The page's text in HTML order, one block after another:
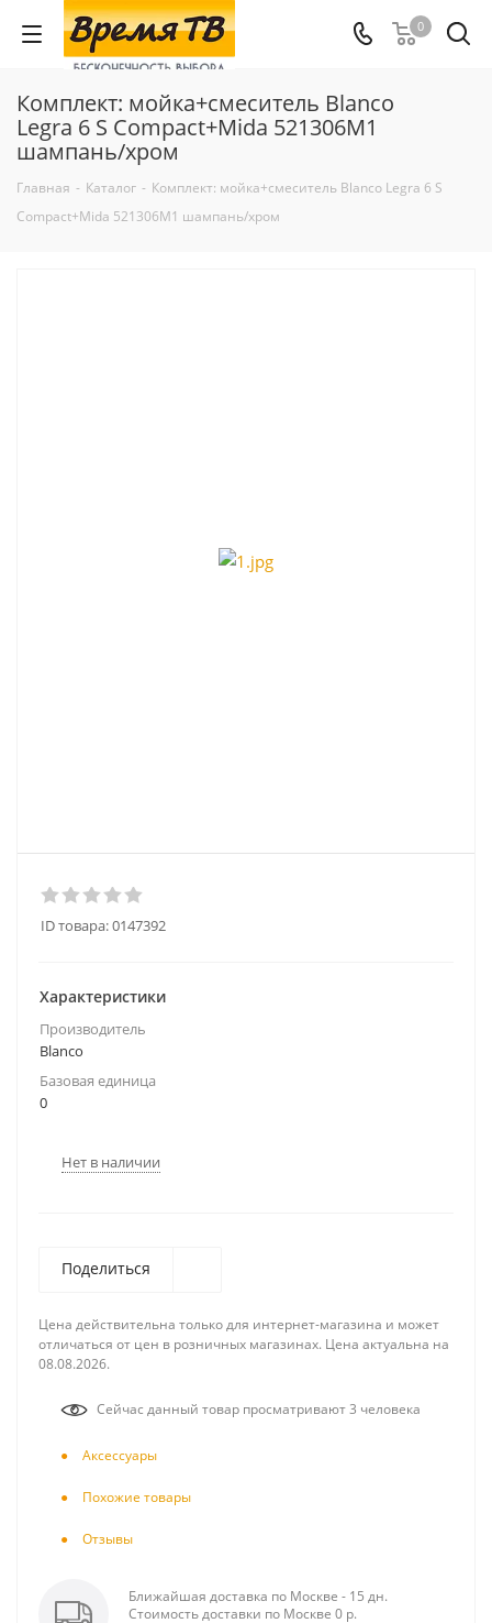
0
Комплект: мойка+смеситель Blanco
Legra 6 S Compact+Mida 521306M1
шампань/хром
Главная - Каталог - Комплект: мойка+смеситель Blanco Legra 6 S
Compact+Mida 521306M1 шампань/хром
ID товара:0147392
Характеристики
Производитель
Blanco
Базовая единица
0
Нет в наличии
Поделиться
Цена действительна только для интернет-магазина и может
отличаться от цен в розничных магазинах. Цена актуальна на
08.08.2026.
Сейчас данный товар просматривают 3 человека
Аксесcуары
Похожие товары
Отзывы
Ближайшая доставка по Москве - 15 дн.
Стоимость доставки по Москве 0 р.